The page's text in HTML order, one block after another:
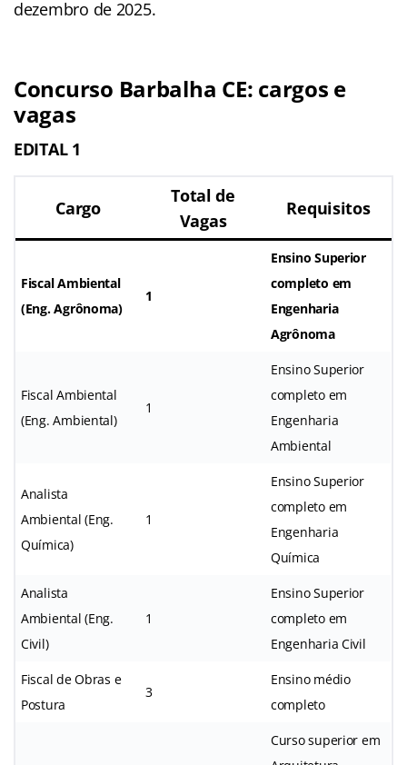
dezembro de 2025.
Concurso Barbalha CE: cargos e
vagas
EDITAL 1
Cargo
Total de
Vagas
Requisitos
Fiscal Ambiental
(Eng. Agrônoma)
1
Ensino Superior
completo em
Engenharia
Agrônoma
Fiscal Ambiental
(Eng. Ambiental)
1
Ensino Superior
completo em
Engenharia
Ambiental
Analista
Ambiental (Eng.
Química)
1
Ensino Superior
completo em
Engenharia
Química
Analista
Ambiental (Eng.
Civil)
1
Ensino Superior
completo em
Engenharia Civil
Fiscal de Obras e
Postura
3
Ensino médio
completo
Curso superior em